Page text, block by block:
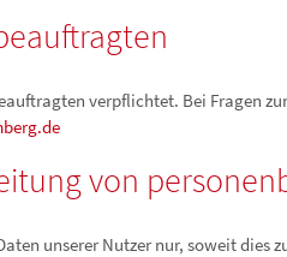
verpflichtet. Bei Fragen
von
unserer Nutzer nur, soweit dies